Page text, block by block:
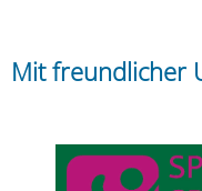
Mit freundlicher